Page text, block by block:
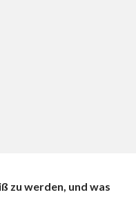
zu werden, und was